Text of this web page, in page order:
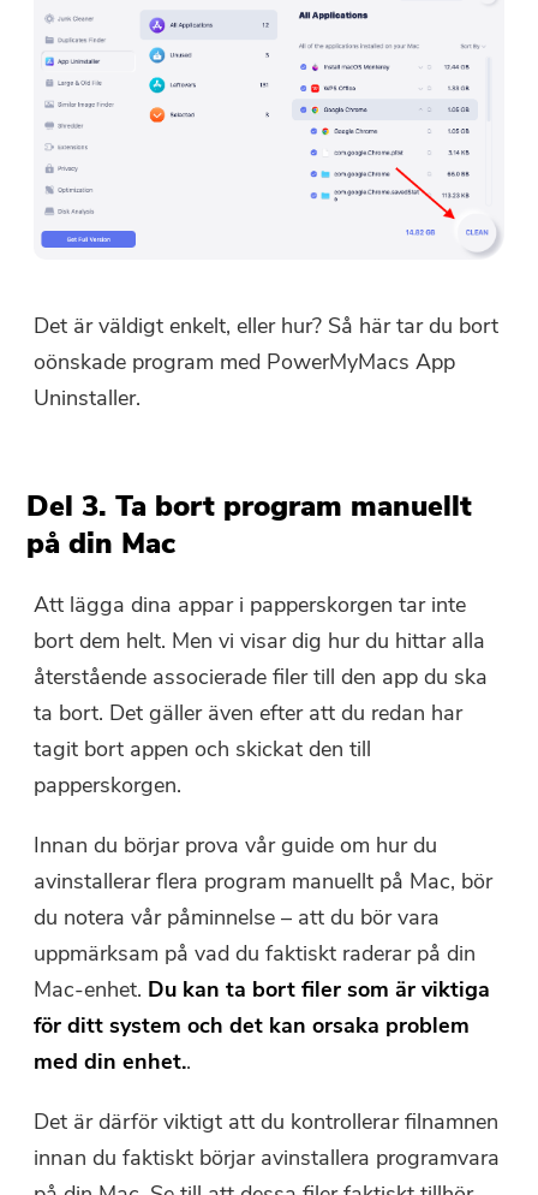
Det är väldigt enkelt, eller hur? Så här tar du bort
oönskade program med PowerMyMacs App
Uninstaller.
Del 3. Ta bort program manuellt
på din Mac
Att lägga dina appar i papperskorgen tar inte
bort dem helt. Men vi visar dig hur du hittar alla
återstående associerade filer till den app du ska
ta bort. Det gäller även efter att du redan har
tagit bort appen och skickat den till
papperskorgen.
Innan du börjar prova vår guide om hur du
avinstallerar flera program manuellt på Mac, bör
du notera vår påminnelse – att du bör vara
uppmärksam på vad du faktiskt raderar på din
Mac-enhet. Du kan ta bort filer som är viktiga
för ditt system och det kan orsaka problem
med din enhet..
Det är därför viktigt att du kontrollerar filnamnen
innan du faktiskt börjar avinstallera programvara